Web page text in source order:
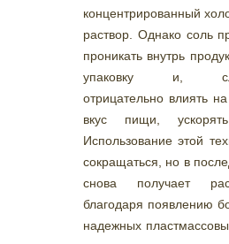
концентрированный
раствор. Однако соль
проникать внутрь
упаковку и,
отрицательно влиять
вкус пищи,
Использование этой
сокращаться, но в
снова получает
благодаря появлению
надежных